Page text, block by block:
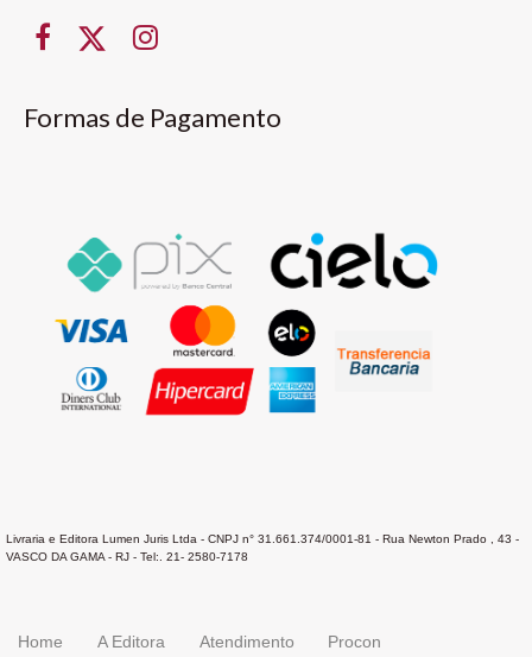
Formas de Pagamento
Livraria e Editora Lumen Juris Ltda - CNPJ n° 31.661.374/0001-81 - Rua Newton Prado , 43 -
VASCO DA GAMA - RJ - Tel:. 21- 2580-7178
Home A Editora Atendimento Procon